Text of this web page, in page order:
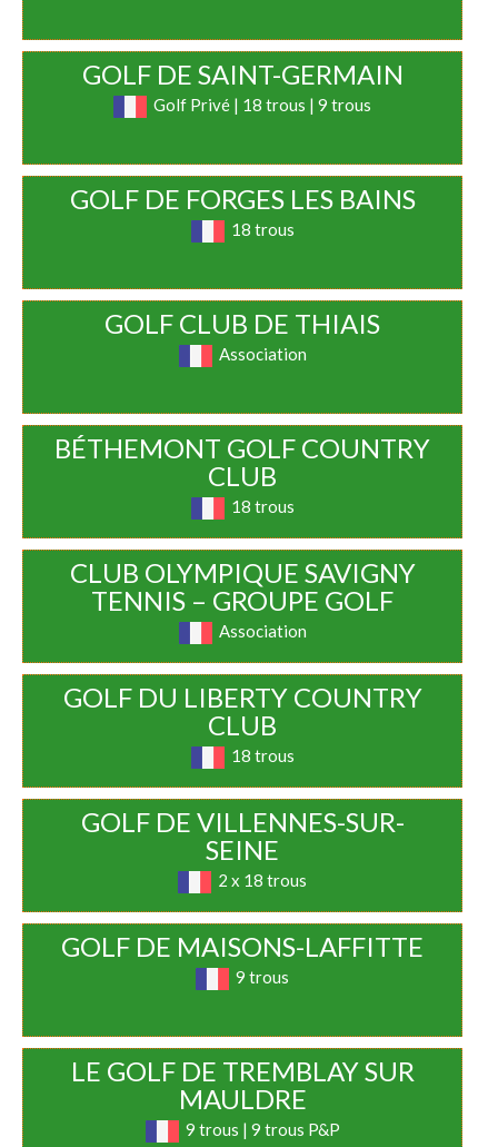
GOLF DE SAINT-GERMAIN
Golf Privé | 18 trous | 9 trous
GOLF DE FORGES LES BAINS
18 trous
GOLF CLUB DE THIAIS
Association
BÉTHEMONT GOLF COUNTRY
CLUB
18 trous
CLUB OLYMPIQUE SAVIGNY
TENNIS – GROUPE GOLF
Association
GOLF DU LIBERTY COUNTRY
CLUB
18 trous
GOLF DE VILLENNES-SUR-
SEINE
2 x 18 trous
GOLF DE MAISONS-LAFFITTE
9 trous
LE GOLF DE TREMBLAY SUR
MAULDRE
9 trous | 9 trous P&P